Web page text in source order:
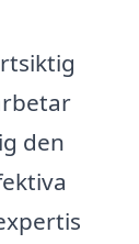
den